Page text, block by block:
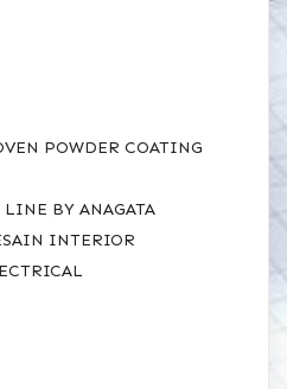
POWDER COATING
BY ANAGATA
INTERIOR